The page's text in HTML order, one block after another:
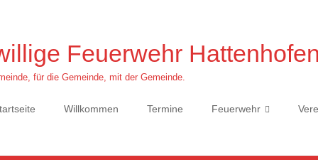
Feuerwehr
für die Gemeinde, mit der Gemeinde.
Willkommen Termine Feuerwehr